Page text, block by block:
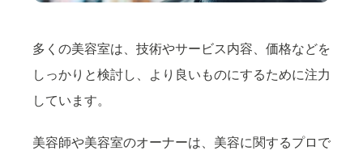
多くの美容室は、技術やサービス内容、価格などを
しっかりと検討し、より良いものにするために注力
しています。
美容師や美容室のオーナーは、美容に関するプロで